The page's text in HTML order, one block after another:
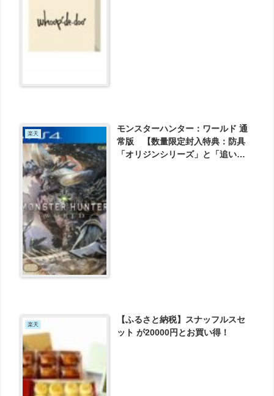
楽天
モンスターハンター：ワールド 通
常版 【数量限定封入特典：防具
「オリジンシリーズ」と「追い風
楽天
【ふるさと納税】スナッフルスセ
ット が20000円とお買い得！